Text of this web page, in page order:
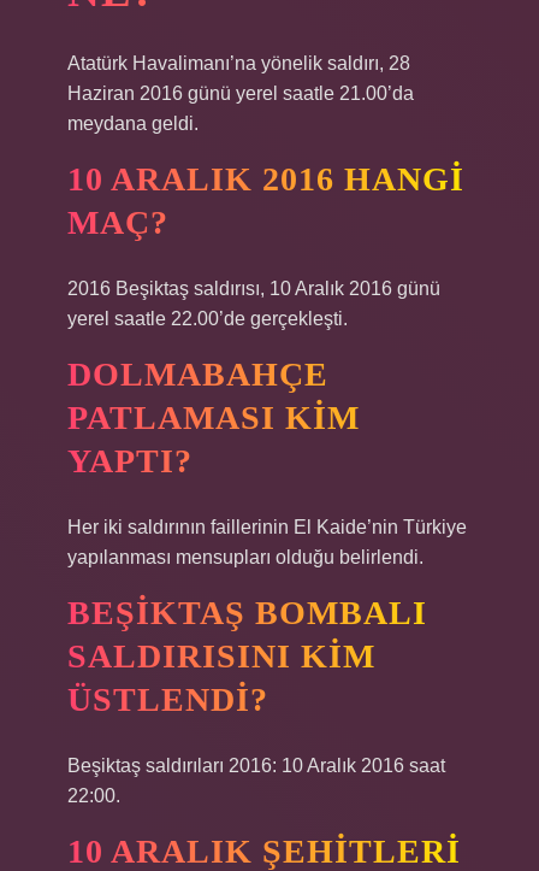
Atatürk Havalimanı’na yönelik saldırı, 28
Haziran 2016 günü yerel saatle 21.00’da
meydana geldi.
10 ARALIK 2016 HANGI
MAÇ?
2016 Beşiktaş saldırısı, 10 Aralık 2016 günü
yerel saatle 22.00’de gerçekleşti.
DOLMABAHÇE
PATLAMASI KIM
YAPTI?
Her iki saldırının faillerinin El Kaide’nin Türkiye
yapılanması mensupları olduğu belirlendi.
BEŞIKTAŞ BOMBALI
SALDIRISINI KIM
ÜSTLENDI?
Beşiktaş saldırıları 2016: 10 Aralık 2016 saat
22:00.
10 ARALIK ŞEHITLERI